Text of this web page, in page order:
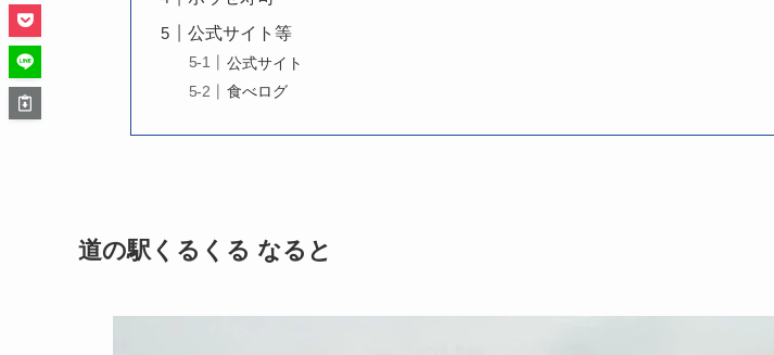
公式サイト等
公式サイト
食べログ
道の駅くるくる なると